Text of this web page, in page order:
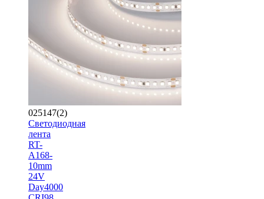
025147(2)
Светодиодная
лента
RT-
A168-
10mm
24V
Day4000